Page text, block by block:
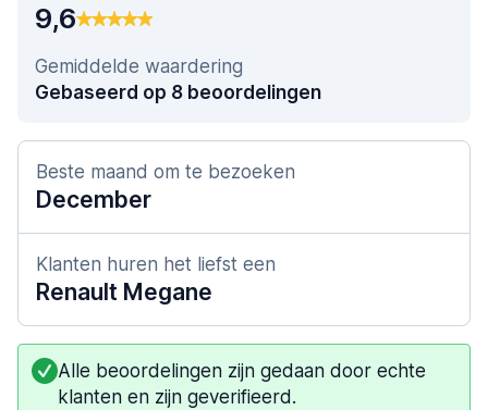
9,6
Gemiddelde waardering
Gebaseerd op 8 beoordelingen
Beste maand om te bezoeken
December
Klanten huren het liefst een
Renault Megane
Alle beoordelingen zijn gedaan door echte
klanten en zijn geverifieerd.